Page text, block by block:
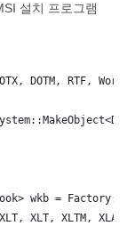
설치 프로그램
DOTM, RTF,
wkb =
XLT, XLTM,